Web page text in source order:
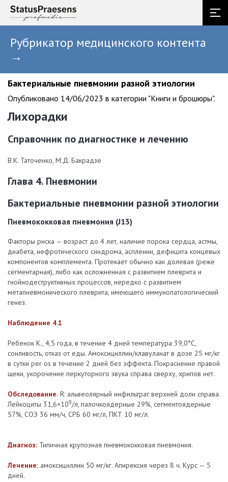
Рубрикатор медицинского контента
→
Бактериальные пневмонии разной этиологии
Опубликовано 14/06/2023 в категории "Книги и брошюры".
Лихорадки
Справочник по диагностике и лечению
В.К. Таточенко, М.Д. Бакрадзе
Глава 4. Пневмонии
Бактериальные пневмонии разной этиологии
Пневмококковая пневмония (J13)
Факторы риска — возраст до 4 лет, наличие порока сердца, астмы,
диабета, нефротического синдрома, асплении, дефицита концевых
компонентов комплемента. Протекает обычно как долевая (реже
сегментарная), либо как осложненная с развитием плеврита и
гнойнодеструктивных процессов, нередко с развитием
метапневмонического плеврита, имеющего иммунопатологический
генез.
Наблюдение 4.1
Ребенок К., 4,5 года, в течение 4 дней температура 39,0°С,
сонливость, отказ от еды. Амоксициллин/клавуланат в дозе 25 мг/кг
в сутки per os в течение 2 дней без эффекта. Покраснение правой
щеки, укорочение перкуторного звука справа сверху, хрипов нет.
Обследование. R: альвеолярный инфильтрат верхней доли справа.
Лейкоциты 31,6×109/л, палочкоядерные 29%, сегментоядерные
57%, СОЭ 36 мм/ч, СРБ 60 мг/л, ПКТ 10 мг/л.
Диагноз: Типичная крупозная пневмококковая пневмония.
Лечение: амоксициллин 50 мг/кг. Апирексия через 8 ч. Курс — 5
дней.